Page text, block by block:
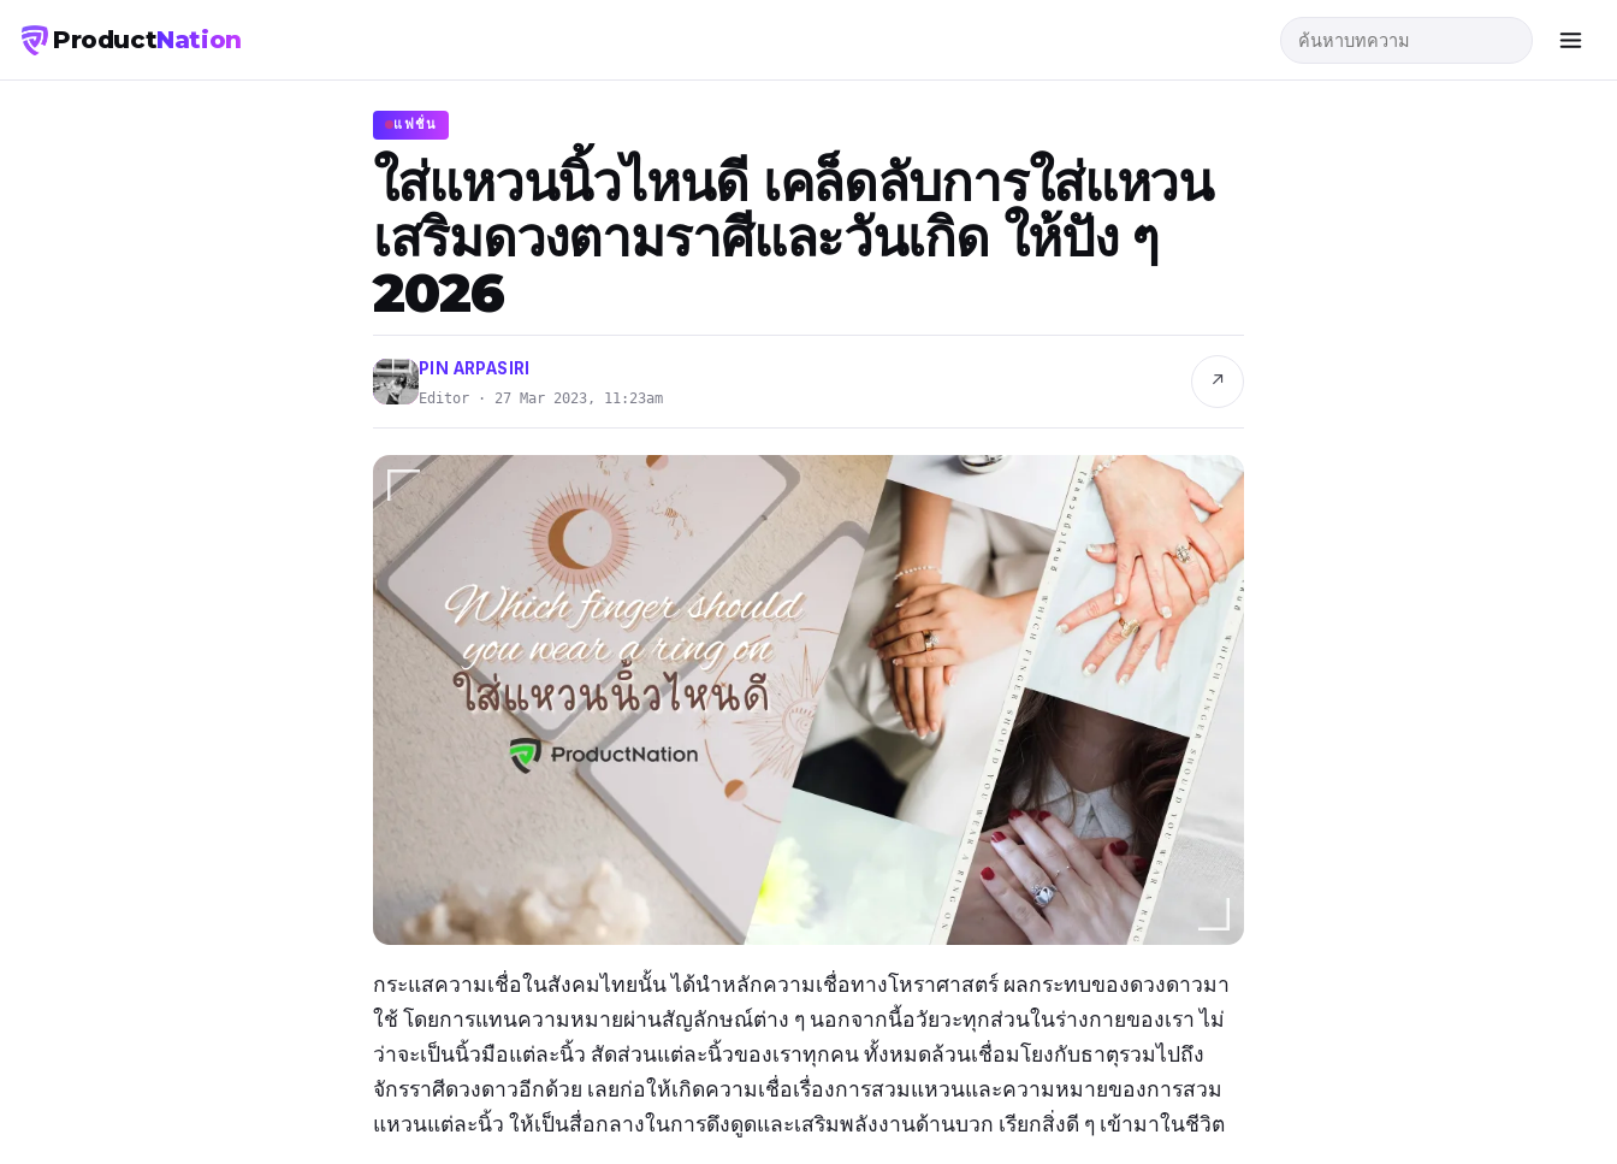
ProductNation
แฟชั่น
ใส่แหวนนิ้วไหนดี เคล็ดลับการใส่แหวน
เสริมดวงตามราศีและวันเกิด ให้ปัง ๆ
2026
PIN ARPASIRI
Editor · 27 Mar 2023, 11:23am
↗
กระแสความเชื่อในสังคมไทยนั้น ได้นำหลักความเชื่อทางโหราศาสตร์ ผลกระทบของดวงดาวมา
ใช้ โดยการแทนความหมายผ่านสัญลักษณ์ต่าง ๆ นอกจากนี้อวัยวะทุกส่วนในร่างกายของเรา ไม่
ว่าจะเป็นนิ้วมือแต่ละนิ้ว สัดส่วนแต่ละนิ้วของเราทุกคน ทั้งหมดล้วนเชื่อมโยงกับธาตุรวมไปถึง
จักรราศีดวงดาวอีกด้วย เลยก่อให้เกิดความเชื่อเรื่องการสวมแหวนและความหมายของการสวม
แหวนแต่ละนิ้ว ให้เป็นสื่อกลางในการดึงดูดและเสริมพลังงานด้านบวก เรียกสิ่งดี ๆ เข้ามาในชีวิต